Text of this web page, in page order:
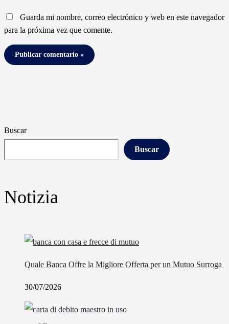
Guarda mi nombre, correo electrónico y web en este navegador
para la próxima vez que comente.
Buscar
Buscar
Notizia
Quale Banca Offre la Migliore Offerta per un Mutuo Surroga
30/07/2026